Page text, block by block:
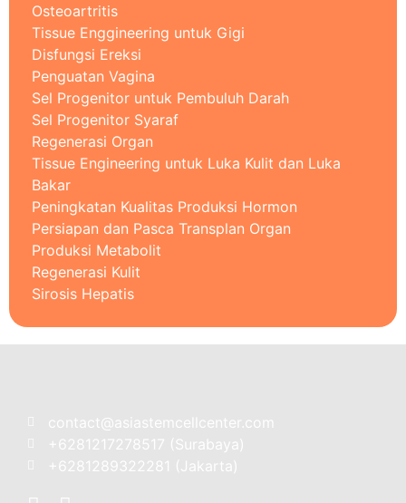
Osteoartritis
Tissue Enggineering untuk Gigi
Disfungsi Ereksi
Penguatan Vagina
Sel Progenitor untuk Pembuluh Darah
Sel Progenitor Syaraf
Regenerasi Organ
Tissue Engineering untuk Luka Kulit dan Luka
Bakar
Peningkatan Kualitas Produksi Hormon
Persiapan dan Pasca Transplan Organ
Produksi Metabolit
Regenerasi Kulit
Sirosis Hepatis
contact@asiastemcellcenter.com
+6281217278517 (Surabaya)
+6281289322281 (Jakarta)